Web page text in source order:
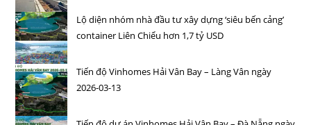
Lộ diện nhóm nhà đầu tư xây dựng ‘siêu bến cảng’
container Liên Chiểu hơn 1,7 tỷ USD
Tiến độ Vinhomes Hải Vân Bay – Làng Vân ngày
2026-03-13